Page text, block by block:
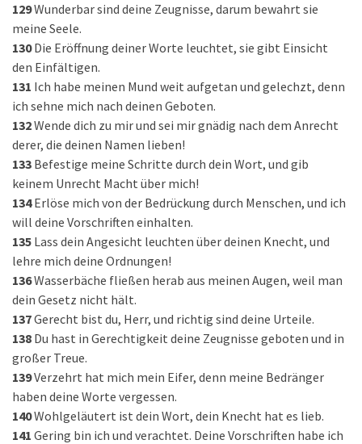
129Wunderbar sind deine Zeugnisse, darum bewahrt sie
meine Seele.
130 Die Eröffnung deiner Worte leuchtet, sie gibt Einsicht
den Einfältigen.
131 Ich habe meinen Mund weit aufgetan und gelechzt, denn
ich sehne mich nach deinen Geboten.
132Wende dich zu mir und sei mir gnädig nach dem Anrecht
derer, die deinen Namen lieben!
133 Befestige meine Schritte durch dein Wort, und gib
keinem Unrecht Macht über mich!
134 Erlöse mich von der Bedrückung durch Menschen, und ich
will deine Vorschriften einhalten.
135 Lass dein Angesicht leuchten über deinen Knecht, und
lehre mich deine Ordnungen!
136Wasserbäche fließen herab aus meinen Augen, weil man
dein Gesetz nicht hält.
137Gerecht bist du, Herr, und richtig sind deine Urteile.
138 Du hast in Gerechtigkeit deine Zeugnisse geboten und in
großer Treue.
139Verzehrt hat mich mein Eifer, denn meine Bedränger
haben deine Worte vergessen.
140Wohlgeläutert ist dein Wort, dein Knecht hat es lieb.
141 Gering bin ich und verachtet. Deine Vorschriften habe ich